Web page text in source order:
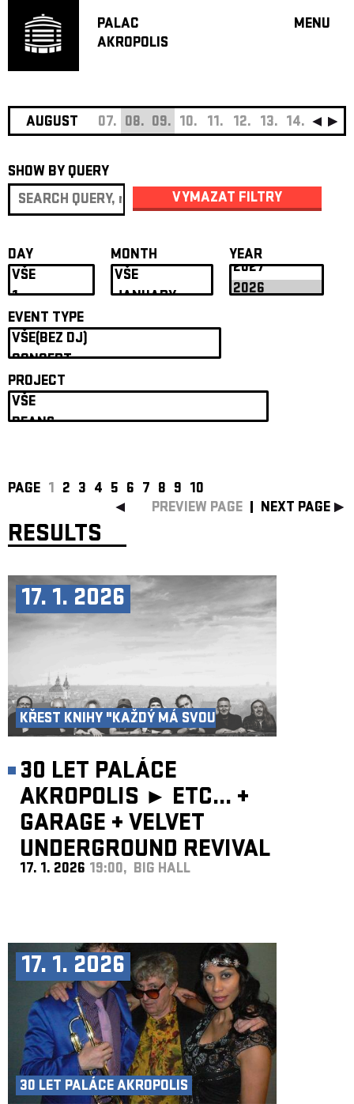
PALAC
AKROPOLIS
MENU
JAZZ
THEATRE
OFF
ABOUT
PROJECTS
AUGUST 07. 08. 09. 10. 11. 12. 13. 14. 15.
SHOW BY QUERY
VYMAZAT FILTRY
DAY MONTH YEAR
EVENT TYPE
PROJECT
PAGE 1 2 3 4 5 6 7 8 9 10
PREVIEW PAGE
NEXT PAGE
RESULTS
17. 1. 2026
KŘEST KNIHY "KAŽDÝ MÁ SVOU
30 LET PALÁCE
AKROPOLIS ► ETC... +
GARAGE + VELVET
UNDERGROUND REVIVAL
BAND
17. 1. 2026 19:00, BIG HALL
17. 1. 2026
30 LET PALÁCE AKROPOLIS